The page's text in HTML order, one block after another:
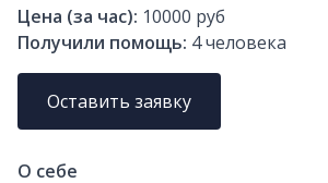
Цена (за час): 10000 руб
Получили помощь: 4человека
Оставить заявку
О себе